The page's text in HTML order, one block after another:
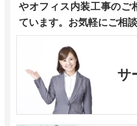
やオフィス内装工事のご
ています。お気軽にご相談
サ